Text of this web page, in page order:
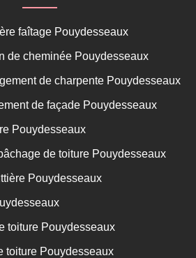
faîtage Pouydesseaux
de cheminée Pouydesseaux
de charpente Pouydesseaux
de façade Pouydesseaux
Pouydesseaux
de toiture Pouydesseaux
Pouydesseaux
toiture Pouydesseaux
toiture Pouydesseaux